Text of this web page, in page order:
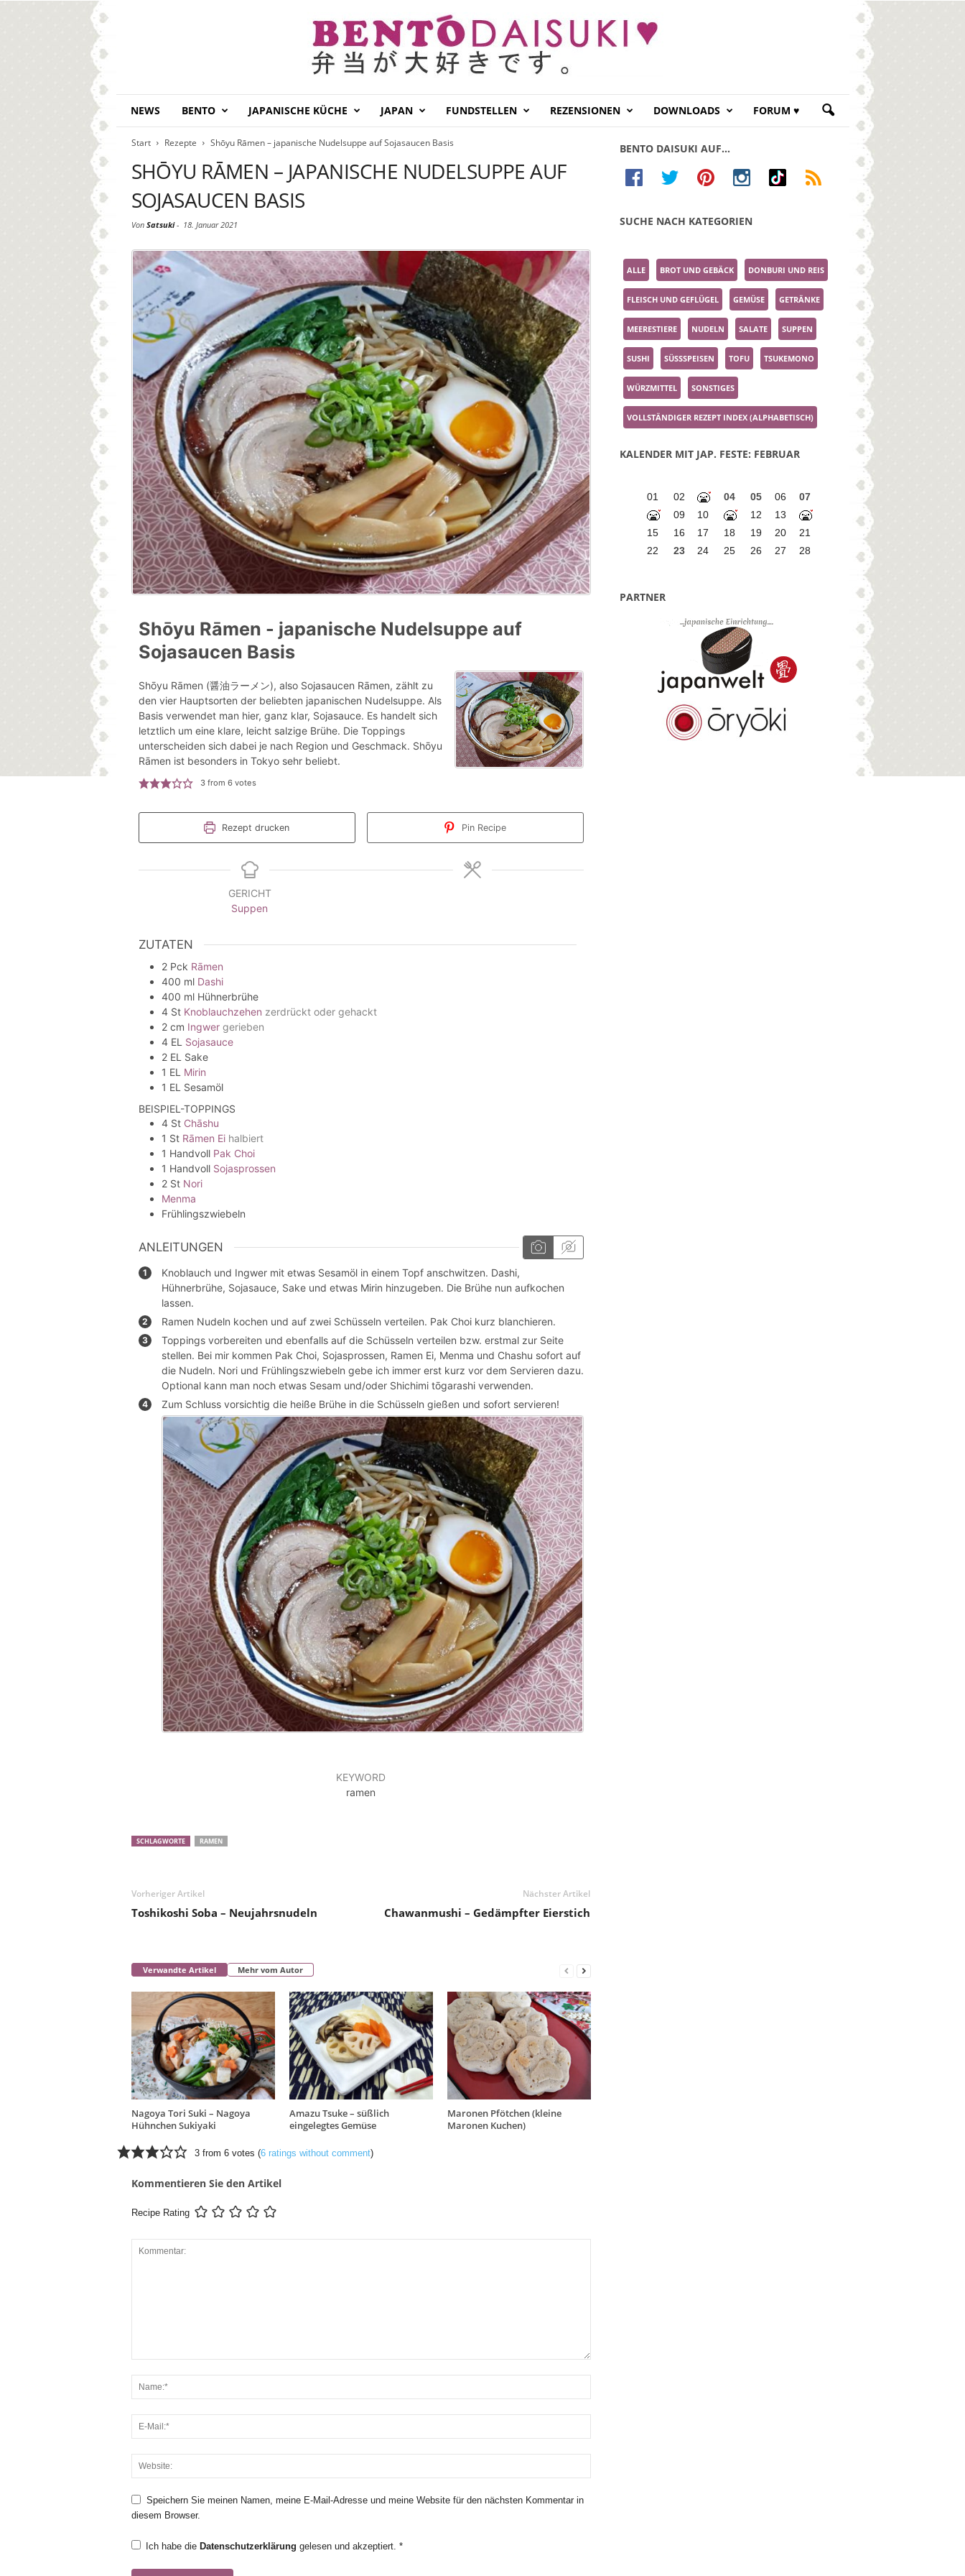
NEWS BENTO JAPANISCHE KÜCHE JAPAN FUNDSTELLEN REZENSIONEN DOWNLOADS FORUM ♥
Start Rezepte Shōyu Rāmen – japanische Nudelsuppe auf Sojasaucen Basis
SHŌYU RĀMEN – JAPANISCHE NUDELSUPPE AUF
SOJASAUCEN BASIS
Von Satsuki- 18. Januar 2021
Shōyu Rāmen - japanische Nudelsuppe auf
Sojasaucen Basis
Shōyu Rāmen (醤油ラーメン), also Sojasaucen Rāmen, zählt zu
den vier Hauptsorten der beliebten japanischen Nudelsuppe. Als
Basis verwendet man hier, ganz klar, Sojasauce. Es handelt sich
letztlich um eine klare, leicht salzige Brühe. Die Toppings
unterscheiden sich dabei je nach Region und Geschmack. Shōyu
Rāmen ist besonders in Tokyo sehr beliebt.
3 from6 votes
Rezept drucken Pin Recipe
GERICHT
Suppen
ZUTATEN
2 Pck Rāmen
400 ml Dashi
400 ml Hühnerbrühe
4 St Knoblauchzehen zerdrückt oder gehackt
2 cm Ingwer gerieben
4 EL Sojasauce
2 EL Sake
1 EL Mirin
1 EL Sesamöl
BEISPIEL-TOPPINGS
4 St Chāshu
1 St Rāmen Ei halbiert
1 Handvoll Pak Choi
1 Handvoll Sojasprossen
2 St Nori
Menma
Frühlingszwiebeln
ANLEITUNGEN
Knoblauch und Ingwer mit etwas Sesamöl in einem Topf anschwitzen. Dashi,
Hühnerbrühe, Sojasauce, Sake und etwas Mirin hinzugeben. Die Brühe nun aufkochen
lassen.
Ramen Nudeln kochen und auf zwei Schüsseln verteilen. Pak Choi kurz blanchieren.
Toppings vorbereiten und ebenfalls auf die Schüsseln verteilen bzw. erstmal zur Seite
stellen. Bei mir kommen Pak Choi, Sojasprossen, Ramen Ei, Menma und Chashu sofort auf
die Nudeln. Nori und Frühlingszwiebeln gebe ich immer erst kurz vor dem Servieren dazu.
Optional kann man noch etwas Sesam und/oder Shichimi tōgarashi verwenden.
Zum Schluss vorsichtig die heiße Brühe in die Schüsseln gießen und sofort servieren!
KEYWORD
ramen
SCHLAGWORTE RAMEN
Vorheriger Artikel
Toshikoshi Soba – Neujahrsnudeln
Nächster Artikel
Chawanmushi – Gedämpfter Eierstich
Verwandte Artikel Mehr vom Autor
Nagoya Tori Suki – Nagoya
Hühnchen Sukiyaki
Amazu Tsuke – süßlich
eingelegtes Gemüse
Maronen Pfötchen (kleine
Maronen Kuchen)
3 from 6 votes (6 ratings without comment)
Kommentieren Sie den Artikel
Recipe Rating
Speichern Sie meinen Namen, meine E-Mail-Adresse und meine Website für den nächsten Kommentar in
diesem Browser.
Ich habe die Datenschutzerklärung gelesen und akzeptiert. *
BENTO DAISUKI AUF…
SUCHE NACH KATEGORIEN
ALLE BROT UND GEBÄCK DONBURI UND REIS
FLEISCH UND GEFLÜGEL GEMÜSE GETRÄNKE
MEERESTIERE NUDELN SALATE SUPPEN
SUSHI SÜSSSPEISEN TOFU TSUKEMONO
WÜRZMITTEL SONSTIGES
VOLLSTÄNDIGER REZEPT INDEX (ALPHABETISCH)
KALENDER MIT JAP. FESTE: FEBRUAR
01 02 04 05 06
07
09
10 12
13
15
16 17 18 19 20
21
22
23 24 25 26 27 28
PARTNER